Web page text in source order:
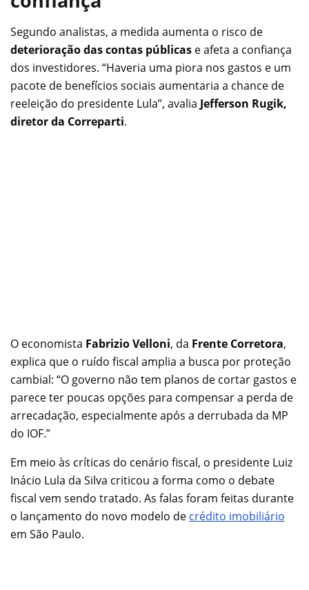
Segundo analistas, a medida aumenta o risco de
deterioração das contas públicas e afeta a confiança
dos investidores. “Haveria uma piora nos gastos e um
pacote de benefícios sociais aumentaria a chance de
reeleição do presidente Lula”, avalia Jefferson Rugik,
diretor da Correparti.
O economista Fabrizio Velloni, da Frente Corretora,
explica que o ruído fiscal amplia a busca por proteção
cambial: “O governo não tem planos de cortar gastos e
parece ter poucas opções para compensar a perda de
arrecadação, especialmente após a derrubada da MP
do IOF.”
Em meio às críticas do cenário fiscal, o presidente Luiz
Inácio Lula da Silva criticou a forma como o debate
fiscal vem sendo tratado. As falas foram feitas durante
o lançamento do novo modelo de crédito imobiliário
em São Paulo.